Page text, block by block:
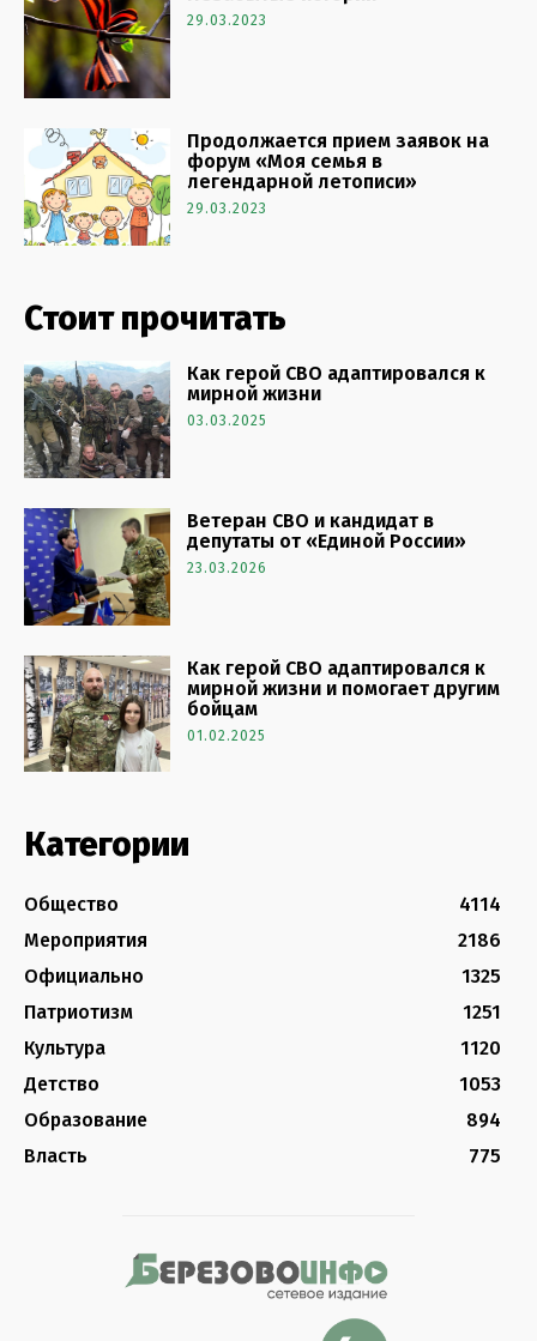
29.03.2023
Продолжается прием заявок на
форум «Моя семья в
легендарной летописи»
29.03.2023
Стоит прочитать
Как герой СВО адаптировался к
мирной жизни
03.03.2025
Ветеран СВО и кандидат в
депутаты от «Единой России»
23.03.2026
Как герой СВО адаптировался к
мирной жизни и помогает другим
бойцам
01.02.2025
Категории
Общество
4114
Мероприятия
2186
Официально
1325
Патриотизм
1251
Культура
1120
Детство
1053
Образование
894
Власть
775